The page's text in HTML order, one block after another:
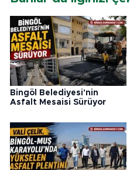
Bingöl Belediyesi'nin
Asfalt Mesaisi Sürüyor